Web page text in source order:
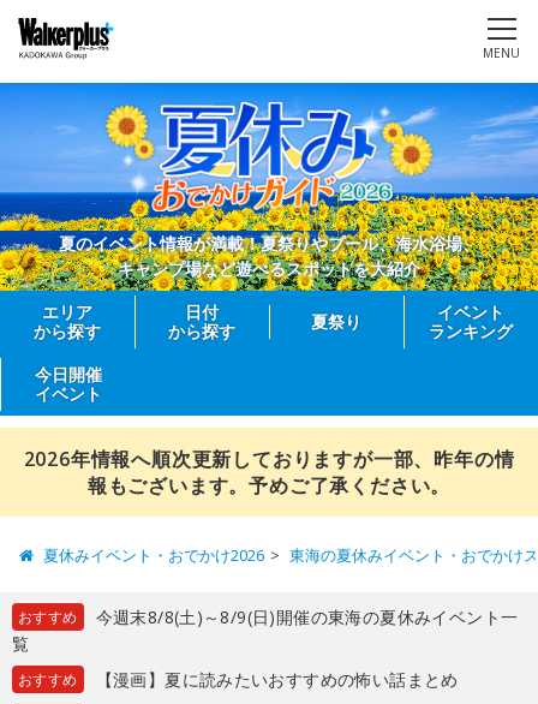
MENU
夏のイベント情報が満載！夏祭りやプール、海水浴場、
キャンプ場など遊べるスポットを大紹介
エリア
から探す
日付
から探す
夏祭り
イベント
ランキング
今日開催
イベント
2026年情報へ順次更新しておりますが一部、昨年の情
報もございます。予めご了承ください。
夏休みイベント・おでかけ2026 東海の夏休みイベント・おでかけ
おすすめ
今週末8/8(土)～8/9(日)開催の東海の夏休みイベント一
覧
おすすめ 【漫画】夏に読みたいおすすめの怖い話まとめ